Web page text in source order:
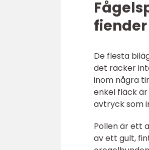
De flesta
det räcker
inom några
enkel fläck
avtryck som
Pollen är ett
av ett gult,